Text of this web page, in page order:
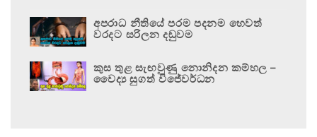
අපරාධ නීතියේ පරම පදනම හෙවත්
වරදට සරිලන දඬුවම
කුස තුළ සැඟවුණු නොනිදන කම්හල –
වෛද්‍ය සුගත් විජේවර්ධන